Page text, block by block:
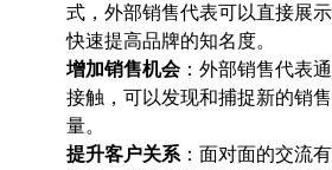
式，外部销售代表可以直接展
快速提高品牌的知名度。
增加销售机会：外部销售代表
接触，可以发现和捕捉新的销
量。
提升客户关系：面对面的交流